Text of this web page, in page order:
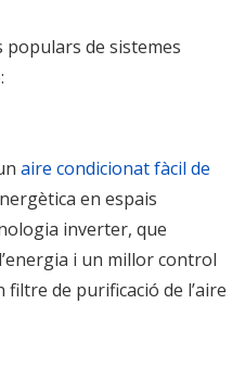
populars de sistemes
aire condicionat fàcil de
en espais
inverter, que
i un millor control
de purificació de l’aire